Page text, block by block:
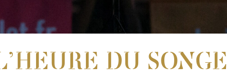
DU SONGE